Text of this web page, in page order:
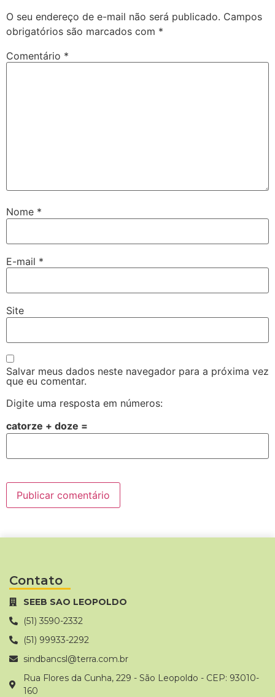
O seu endereço de e-mail não será publicado. Campos
obrigatórios são marcados com *
Comentário *
Nome *
E-mail *
Site
Salvar meus dados neste navegador para a próxima vez
que eu comentar.
Digite uma resposta em números:
catorze + doze =
Contato
SEEB SAO LEOPOLDO
(51) 3590-2332
(51) 99933-2292
sindbancsl@terra.com.br
Rua Flores da Cunha, 229 - São Leopoldo - CEP: 93010-
160